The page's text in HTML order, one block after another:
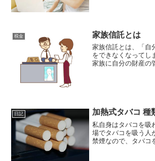
税金 家族信託とは
家族信託とは、「自
をできなくなってし
家族に自分の財産の
日記 加熱式タバコ 種
私自身はタバコを吸
場でタバコを吸う人
禁煙なので、タバコ